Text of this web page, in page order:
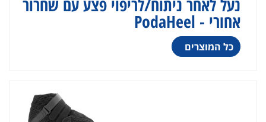
נעל לאחר ניתוח/לריפוי פצע עם שחרור
אחורי - PodaHeel
כל המוצרים